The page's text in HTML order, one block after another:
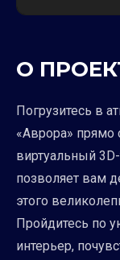
О
Погрузитесь в
«Аврора»
виртуальный
позволяет вам
этого
Пройдитесь по
интерьер,